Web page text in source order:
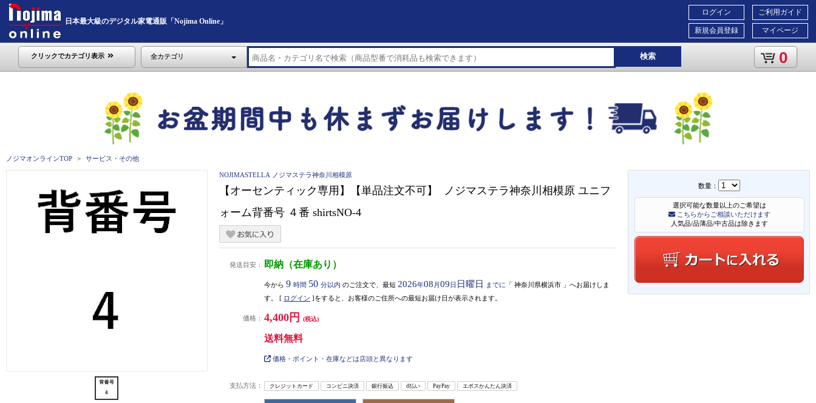
日本最大級のデジタル家電通販「Nojima Online」
ご利用ガイド
マイページ
ログイン
新規会員登録
クリックでカテゴリ表示 全カテゴリ 検索 0
ノジマオンラインTOP サービス・その他
数量：
選択可能な数量以上のご希望は
こちらからご相談いただけます
人気品/品薄品/中古品は除きます
NOJIMASTELLA ノジマステラ神奈川相模原
【オーセンティック専用】【単品注文不可】 ノジマステラ神奈川相模原 ユニフ
ォーム背番号 ４番 shirtsNO-4
発送目安： 即納（在庫あり）
今から 9 時間 50 分以内 のご注文で、最短 2026年08 月09日 日曜日 までに 「 神奈川県横浜市 」 へお届けしま
す。 [ ログイン ]をすると、お客様のご住所への最短お届け日が表示されます。
価格： 4,400円 (税込)
送料無料
価格・ポイント・在庫などは店頭と異なります
支払方法： クレジットカード コンビニ決済 銀行振込 d払い PayPay エポスかんたん決済